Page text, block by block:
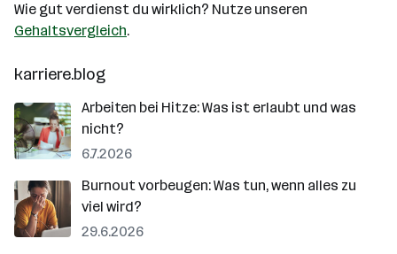
Wie gut verdienst du wirklich? Nutze unseren
Gehaltsvergleich.
karriere.blog
Arbeiten bei Hitze: Was ist erlaubt und was
nicht?
6.7.2026
Burnout vorbeugen: Was tun, wenn alles zu
viel wird?
29.6.2026